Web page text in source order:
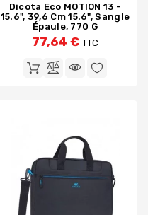
Dicota Eco MOTION 13 -
15.6", 39,6 Cm 15.6", Sangle
Épaule, 770 G
77,64 € TTC